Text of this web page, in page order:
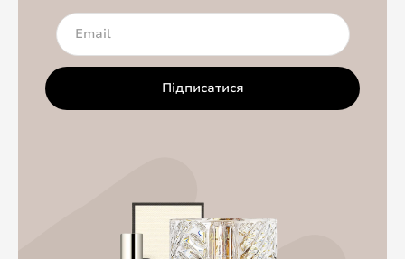
Підписатися